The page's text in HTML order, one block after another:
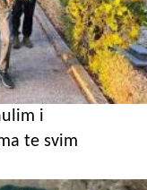
i
te svim